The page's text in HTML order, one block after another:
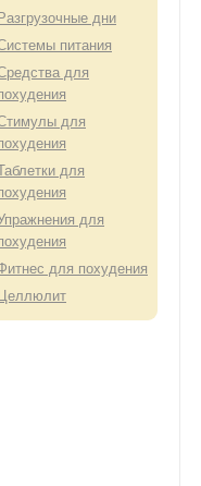
Разгрузочные дни
питания
для
для
для
для
для похудения
Целлюлит